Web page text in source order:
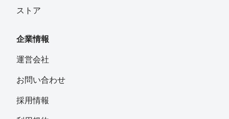
ストア
企業情報
運営会社
お問い合わせ
採用情報